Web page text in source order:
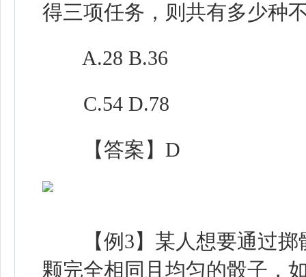
得三项任务，则共有多少种
A.28 B.36
C.54 D.78
【答案】D
【例3】某人想要通过掷
颗完全相同且均匀的骰子，